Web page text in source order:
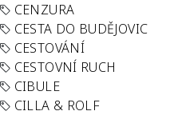
CENZURA
CESTA DO BUDĚJOVIC
CESTOVÁNÍ
CESTOVNÍ RUCH
CIBULE
CILLA & ROLF